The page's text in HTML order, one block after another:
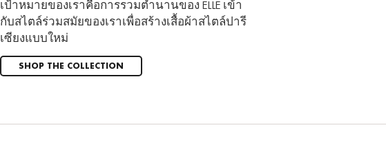
เป้าหมายของเราคือการรวมตำนานของ ELLE เข้า
กับสไตล์ร่วมสมัยของเราเพื่อสร้างเสื้อผ้าสไตล์ปารี
เซียงแบบใหม่
SHOP THE COLLECTION